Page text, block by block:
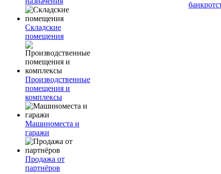
Складские
помещения
Производственные
помещения и
комплексы
Машиноместа и
гаражи
Продажа от
партнёров